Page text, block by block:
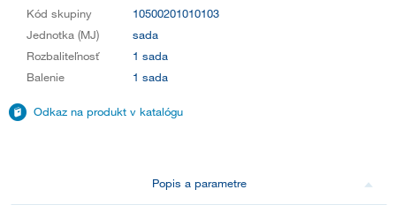
Kód skupiny
10500201010103
Jednotka (MJ)
sada
Rozbaliteľnosť
1 sada
Balenie
1 sada
Odkaz na produkt v katalógu
Popis a parametre